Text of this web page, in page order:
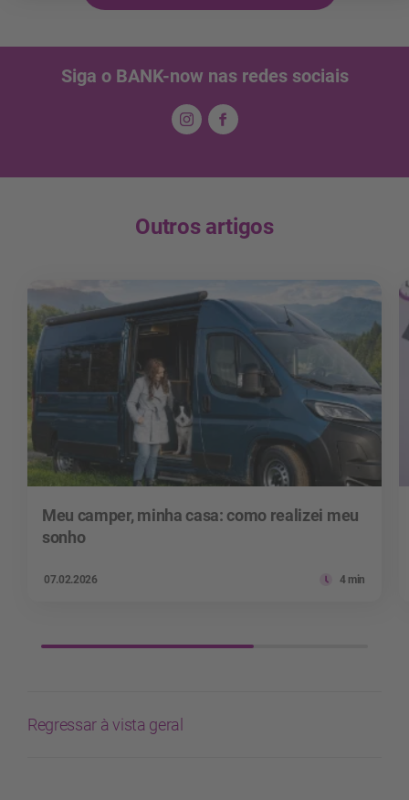
Siga o BANK-now nas redes sociais
Outros artigos
Meu camper, minha casa: como realizei meu
sonho
07.02.2026 4 min
Regressar à vista geral